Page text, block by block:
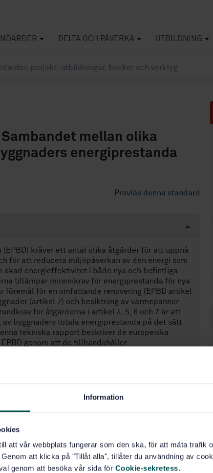
Information
att vår webbplats fungerar som den ska, för att mäta trafik
att klicka på "Tillåt alla", tillåter du användning av
genom att besöka vår sida för Cookie-sekretess.
DELTA OCH PÅVERKA UTBILDNING
mellan olika
energiprestanda
Provläs denna standard
(EPBD) kräver ett antal olika åtgärder för att uppnå
för att reducera miljöpåverkan av den energi som
ökad energieffektivitet i både nya och befintliga
tillämpar minimikrav för energiprestanda för nya
för en omfattande renovering (EPBD artikel
(artikel 7) och besiktning av värmepannor
för åtgärderna i artikel 4, 5, 6 och 7 är att
byggnaders totala energiprestanda på det sätt
tekniska rapport beskriver de europeiska
genom att de tillhandahåller
en byggnads totala energi-prestanda. I bilaga A
I avsnitt 1 listas standarder som berör
7 i direktivet. I avsnitt 2 till 5 listas de standarder
energiprestanda som bidrar till den totala
i bilaga B. I bilaga C finns det en lista med
symboler som an-vänds genomgående i
grunden till en framtida tre-språkig standard som